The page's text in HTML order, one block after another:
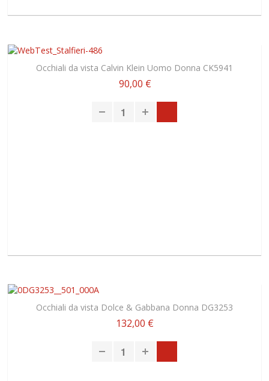
Occhiali da vista Calvin Klein Uomo Donna CK5941
90,00 €
Occhiali da vista Dolce & Gabbana Donna DG3253
132,00 €